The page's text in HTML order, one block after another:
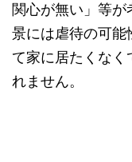
関心が無い」等
景には虐待の可能
て家に居たくなく
れません。